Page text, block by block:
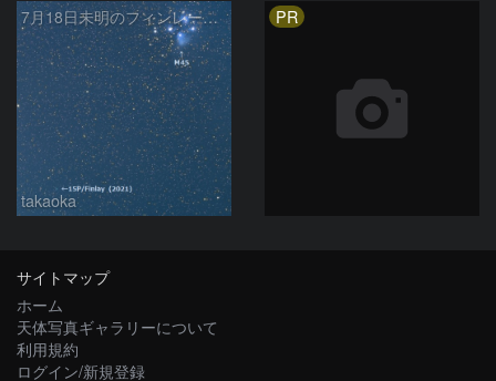
7月18日未明のフィンレー彗星とプレアデス星団
takaoka
PR
サイトマップ
ホーム
天体写真ギャラリーについて
利用規約
ログイン/新規登録